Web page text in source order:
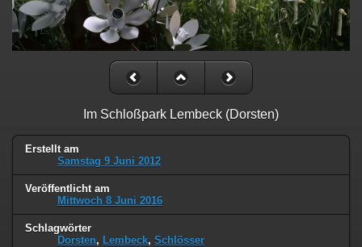
Im Schloßpark Lembeck (Dorsten)
Erstellt am
Samstag 9 Juni 2012
Veröffentlicht am
Mittwoch 8 Juni 2016
Schlagwörter
Dorsten, Lembeck, Schlösser